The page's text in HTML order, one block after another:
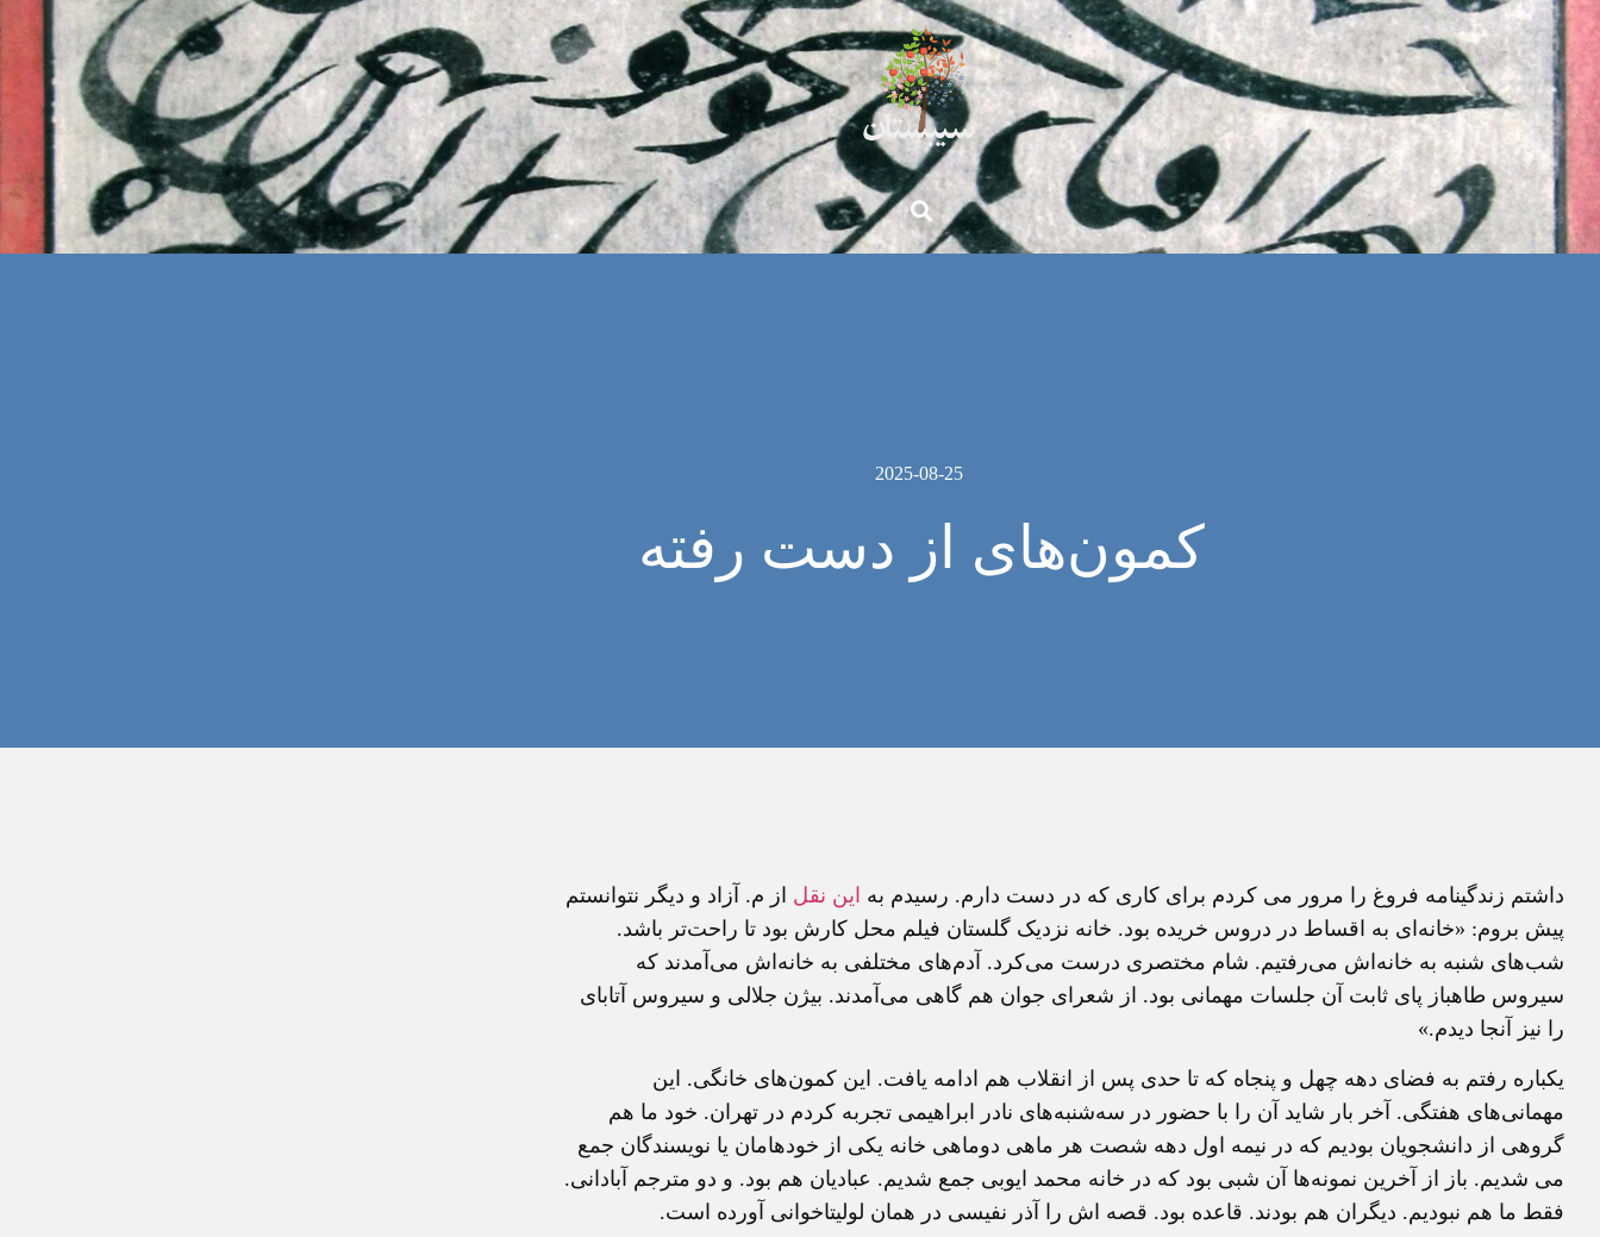
2025-08-25
کمون‌های از دست رفته
داشتم زندگینامه فروغ را مرور می کردم برای کاری که در دست دارم. رسیدم به این نقل از م. آزاد و دیگر نتوانستم
پیش بروم: «خانه‌ای به اقساط در دروس خریده بود. خانه نزدیک گلستان فیلم محل کارش بود تا راحت‌تر باشد.
شب‌های شنبه به خانه‌اش می‌رفتیم. شام مختصری درست می‌کرد. آدم‌های مختلفی به خانه‌اش می‌آمدند که
سیروس طاهباز پای ثابت آن جلسات مهمانی بود. از شعرای جوان هم گاهی می‌آمدند. بیژن جلالی و سیروس آتابای
را نیز آنجا دیدم.»
یکباره رفتم به فضای دهه چهل و پنجاه که تا حدی پس از انقلاب هم ادامه یافت. این کمون‌های خانگی. این
مهمانی‌های هفتگی. آخر بار شاید آن را با حضور در سه‌شنبه‌های نادر ابراهیمی تجربه کردم در تهران. خود ما هم
گروهی از دانشجویان بودیم که در نیمه اول دهه شصت هر ماهی دوماهی خانه یکی از خودهامان یا نویسندگان جمع
می شدیم. باز از آخرین نمونه‌ها آن شبی بود که در خانه محمد ایوبی جمع شدیم. عبادیان هم بود. و دو مترجم آبادانی.
فقط ما هم نبودیم. دیگران هم بودند. قاعده بود. قصه اش را آذر نفیسی در همان لولیتاخوانی آورده است.